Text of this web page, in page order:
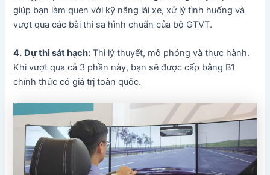
giúp bạn làm quen với kỹ năng lái xe, xử lý tình huống và
vượt qua các bài thi sa hình chuẩn của bộ GTVT.
4. Dự thi sát hạch: Thi lý thuyết, mô phỏng và thực hành.
Khi vượt qua cả 3 phần này, bạn sẽ được cấp bằng B1
chính thức có giá trị toàn quốc.